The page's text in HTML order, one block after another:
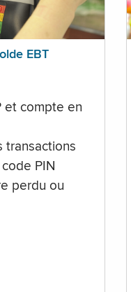
EBT
et compte en
transactions
PIN
perdu ou